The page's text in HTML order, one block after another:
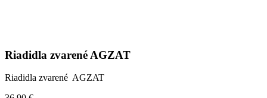
Riadidla zvarené AGZAT
Riadidla zvarené AGZAT